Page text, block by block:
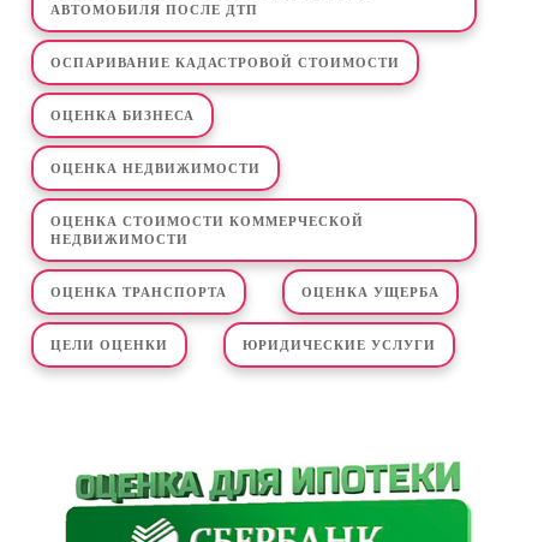
АВТОМОБИЛЯ ПОСЛЕ ДТП
ОСПАРИВАНИЕ КАДАСТРОВОЙ СТОИМОСТИ
ОЦЕНКА БИЗНЕСА
ОЦЕНКА НЕДВИЖИМОСТИ
ОЦЕНКА СТОИМОСТИ КОММЕРЧЕСКОЙ
НЕДВИЖИМОСТИ
ОЦЕНКА ТРАНСПОРТА ОЦЕНКА УЩЕРБА
ЦЕЛИ ОЦЕНКИ ЮРИДИЧЕСКИЕ УСЛУГИ